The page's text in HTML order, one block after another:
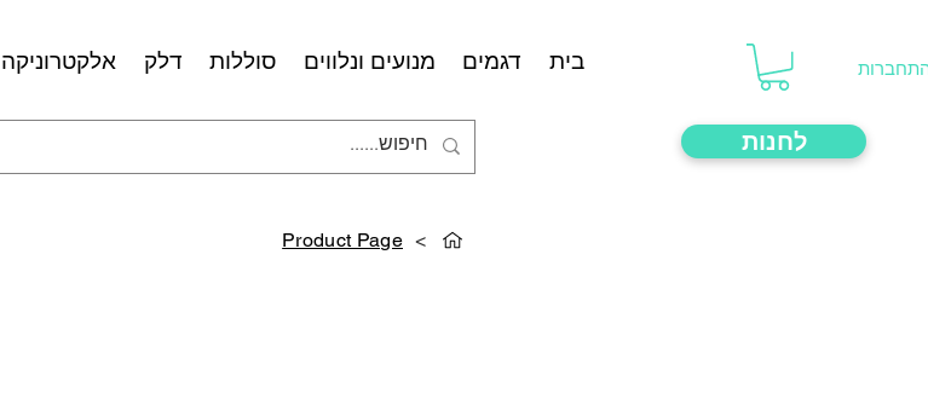
בית דגמים מנועים ונלווים סוללות דלק אלקטרוניקה
לחנות
>
Product Page